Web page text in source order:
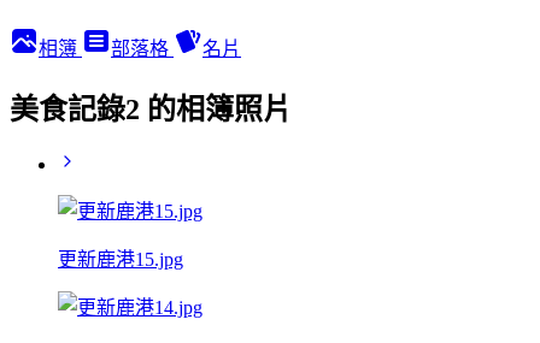
相簿 部落格 名片
美食記錄2 的相簿照片
更新鹿港15.jpg